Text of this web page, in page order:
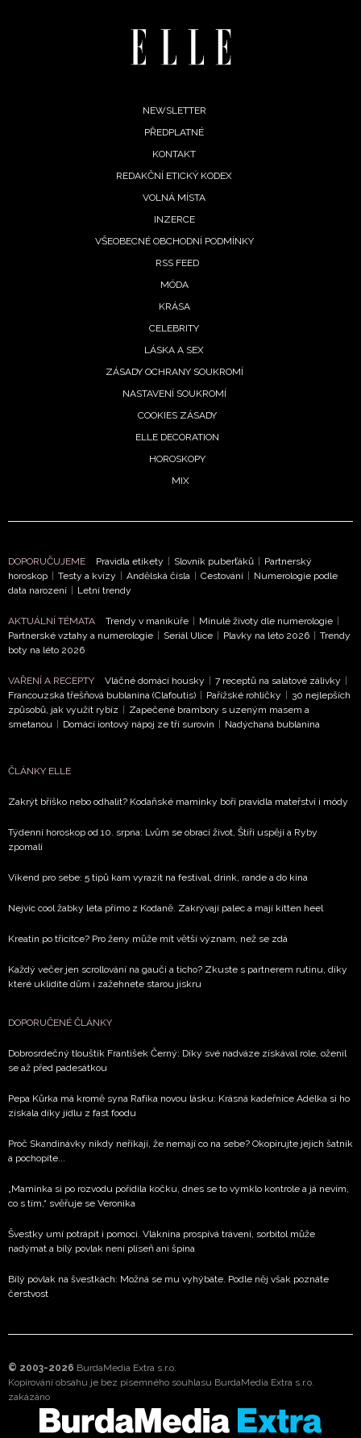
Přihlášením k newsletteru souhlasíte s
Vašimi údaji pracovat zejména k organizaci a
vyhodnocení akce a zasílání novinek.
zpracováním údajů k tomuto účelu podle
soukromí BurdaMedia Extra s.r.o.
NEWSLETTER
PŘEDPLATNÉ
KONTAKT
REDAKČNÍ ETICKÝ KODEX
VOLNÁ MÍSTA
INZERCE
VŠEOBECNÉ OBCHODNÍ PODMÍNKY
RSS FEED
MÓDA
KRÁSA
CELEBRITY
LÁSKA A SEX
ZÁSADY OCHRANY SOUKROMÍ
NASTAVENÍ SOUKROMÍ
COOKIES ZÁSADY
ELLE DECORATION
HOROSKOPY
MIX
DOPORUČUJEME Pravidla etikety Slovník puberťáků
Partnerský
horoskop
Testy a kvízy Andělská čísla Cestování
Numerologie podle
data narození
Letní trendy
AKTUÁLNÍ TÉMATA Trendy v manikúře Minulé životy dle numerologie
Partnerské vztahy a numerologie
Seriál Ulice Plavky na léto 2026
Trendy
boty na léto 2026
VAŘENÍ A RECEPTY Vláčné domácí housky 7 receptů na salátové zálivky
Francouzská třešňová bublanina (Clafoutis)
Pařížské rohlíčky
30 nejlepších
způsobů, jak využít rybíz
Zapečené brambory s uzeným masem a
smetanou
Domácí iontový nápoj ze tří surovin Nadýchaná bublanina
ČLÁNKY ELLE
Zakrýt bříško nebo odhalit? Kodaňské maminky boří pravidla mateřství i módy
Týdenní horoskop od 10. srpna: Lvům se obrací život, Štíři uspějí a Ryby
zpomalí
Víkend pro sebe: 5 tipů kam vyrazit na festival, drink, rande a do kina
Nejvíc cool žabky léta přímo z Kodaně. Zakrývají palec a mají kitten heel
Kreatin po třicítce? Pro ženy může mít větší význam, než se zdá
Každý večer jen scrollování na gauči a ticho? Zkuste s partnerem rutinu, díky
které uklidíte dům i zažehnete starou jiskru
DOPORUČENÉ ČLÁNKY
Dobrosrdečný tlouštík František Černý: Díky své nadváze získával role, oženil
se až před padesátkou
Pepa Kůrka má kromě syna Rafíka novou lásku: Krásná kadeřnice Adélka si ho
získala díky jídlu z fast foodu
Proč Skandinávky nikdy neříkají, že nemají co na sebe? Okopírujte jejich šatník
a pochopíte...
„Maminka si po rozvodu pořídila kočku, dnes se to vymklo kontrole a já nevím,
co s tím,“ svěřuje se Veronika
Švestky umí potrápit i pomoci. Vláknina prospívá trávení, sorbitol může
nadýmat a bílý povlak není plíseň ani špína
Bílý povlak na švestkách: Možná se mu vyhýbáte. Podle něj však poznáte
čerstvost
© 2003-2026 BurdaMedia Extra s.r.o.
Kopírování obsahu je bez písemného souhlasu BurdaMedia Extra s.r.o.
zakázáno